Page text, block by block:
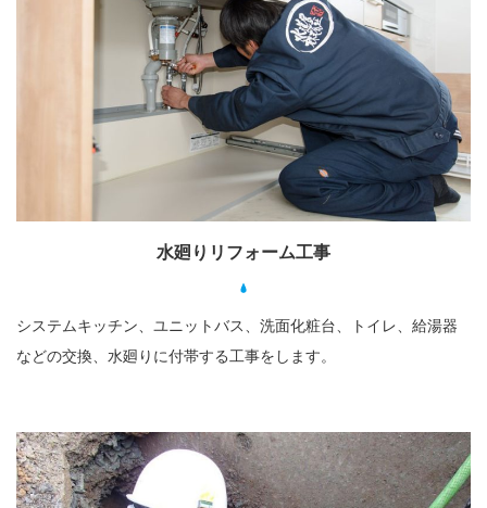
水廻りリフォーム工事
システムキッチン、ユニットバス、洗面化粧台、トイレ、給湯器
などの交換、水廻りに付帯する工事をします。